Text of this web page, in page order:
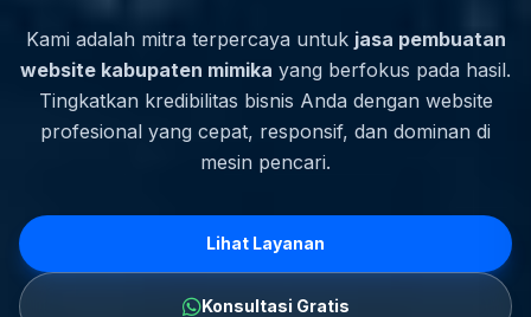
Kami adalah mitra terpercaya untuk jasa pembuatan
website kabupaten mimika yang berfokus pada hasil.
Tingkatkan kredibilitas bisnis Anda dengan website
profesional yang cepat, responsif, dan dominan di
mesin pencari.
Lihat Layanan
Konsultasi Gratis